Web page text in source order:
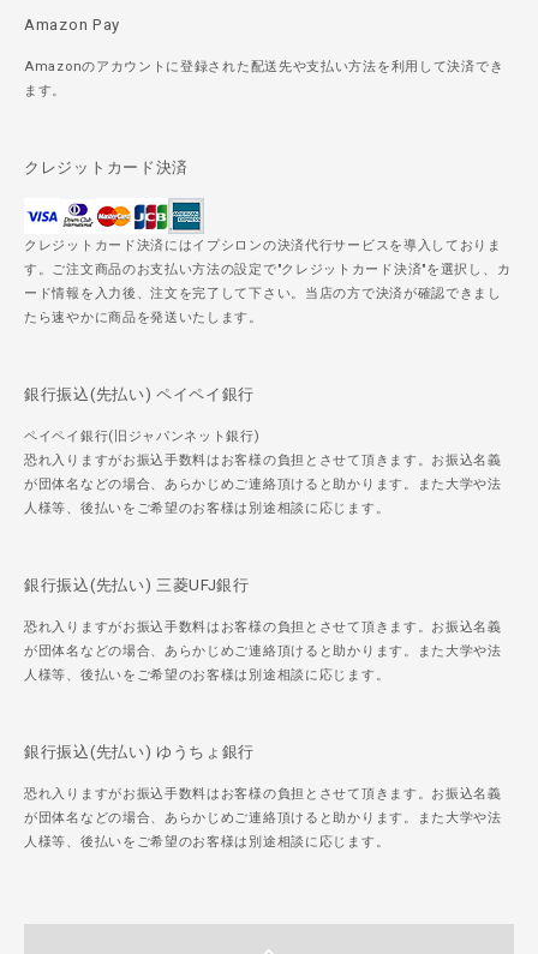
Amazon Pay
Amazonのアカウントに登録された配送先や支払い方法を利用して決済でき
ます。
クレジットカード決済
クレジットカード決済にはイプシロンの決済代行サービスを導入しておりま
す。ご注文商品のお支払い方法の設定で"クレジットカード決済"を選択し、カ
ード情報を入力後、注文を完了して下さい。当店の方で決済が確認できまし
たら速やかに商品を発送いたします。
銀行振込(先払い) ペイペイ銀行
ペイペイ銀行(旧ジャパンネット銀行)
恐れ入りますがお振込手数料はお客様の負担とさせて頂きます。お振込名義
が団体名などの場合、あらかじめご連絡頂けると助かります。また大学や法
人様等、後払いをご希望のお客様は別途相談に応じます。
銀行振込(先払い) 三菱UFJ銀行
恐れ入りますがお振込手数料はお客様の負担とさせて頂きます。お振込名義
が団体名などの場合、あらかじめご連絡頂けると助かります。また大学や法
人様等、後払いをご希望のお客様は別途相談に応じます。
銀行振込(先払い) ゆうちょ銀行
恐れ入りますがお振込手数料はお客様の負担とさせて頂きます。お振込名義
が団体名などの場合、あらかじめご連絡頂けると助かります。また大学や法
人様等、後払いをご希望のお客様は別途相談に応じます。